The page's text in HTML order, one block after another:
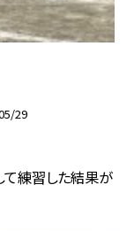
29
て練習した結果が